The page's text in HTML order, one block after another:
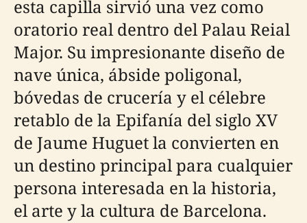
esta capilla sirvió una vez como
oratorio real dentro del Palau Reial
Major. Su impresionante diseño de
nave única, ábside poligonal,
bóvedas de crucería y el célebre
retablo de la Epifanía del siglo XV
de Jaume Huguet la convierten en
un destino principal para cualquier
persona interesada en la historia,
el arte y la cultura de Barcelona.